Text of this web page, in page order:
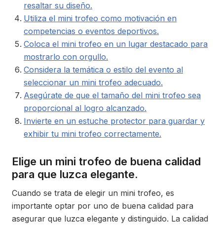
resaltar su diseño.
Utiliza el mini trofeo como motivación en
competencias o eventos deportivos.
Coloca el mini trofeo en un lugar destacado para
mostrarlo con orgullo.
Considera la temática o estilo del evento al
seleccionar un mini trofeo adecuado.
Asegúrate de que el tamaño del mini trofeo sea
proporcional al logro alcanzado.
Invierte en un estuche protector para guardar y
exhibir tu mini trofeo correctamente.
Elige un mini trofeo de buena calidad
para que luzca elegante.
Cuando se trata de elegir un mini trofeo, es
importante optar por uno de buena calidad para
asegurar que luzca elegante y distinguido. La calidad